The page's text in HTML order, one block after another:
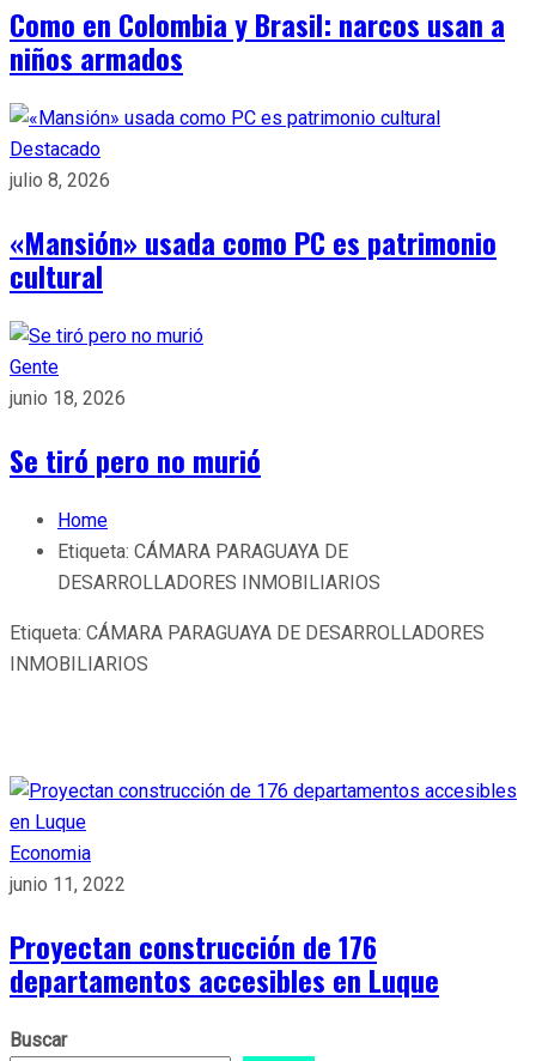
Como en Colombia y Brasil: narcos usan a
niños armados
Destacado
julio 8, 2026
«Mansión» usada como PC es patrimonio
cultural
Gente
junio 18, 2026
Se tiró pero no murió
Home
Etiqueta: CÁMARA PARAGUAYA DE
DESARROLLADORES INMOBILIARIOS
Etiqueta: CÁMARA PARAGUAYA DE DESARROLLADORES
INMOBILIARIOS
Economia
junio 11, 2022
Proyectan construcción de 176
departamentos accesibles en Luque
Buscar